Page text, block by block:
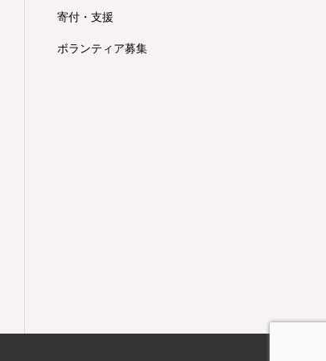
寄付・支援
ボランティア募集